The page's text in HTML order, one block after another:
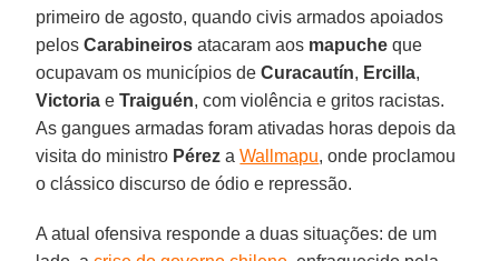
primeiro de agosto, quando civis armados apoiados
pelosCarabineiros atacaram aos mapuche que
ocupavam os municípios deCuracautín, Ercilla,
Victoria eTraiguén, com violência e gritos racistas.
As gangues armadas foram ativadas horas depois da
visita do ministro Pérez aWallmapu, onde proclamou
o clássico discurso de ódio e repressão.
A atual ofensiva responde a duas situações: de um